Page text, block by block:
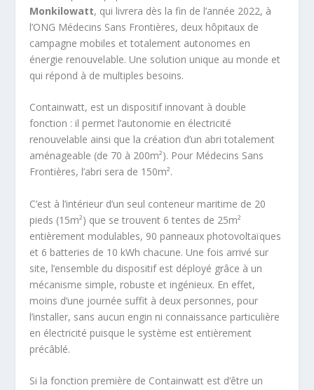
Monkilowatt, qui livrera dès la fin de l’année 2022, à
l’ONG Médecins Sans Frontières, deux hôpitaux de
campagne mobiles et totalement autonomes en
énergie renouvelable. Une solution unique au monde et
qui répond à de multiples besoins.
Containwatt, est un dispositif innovant à double
fonction : il permet l’autonomie en électricité
renouvelable ainsi que la création d’un abri totalement
aménageable (de 70 à 200m²). Pour Médecins Sans
Frontières, l’abri sera de 150m².
C’est à l’intérieur d’un seul conteneur maritime de 20
pieds (15m²) que se trouvent 6 tentes de 25m²
entièrement modulables, 90 panneaux photovoltaïques
et 6 batteries de 10 kWh chacune. Une fois arrivé sur
site, l’ensemble du dispositif est déployé grâce à un
mécanisme simple, robuste et ingénieux. En effet,
moins d’une journée suffit à deux personnes, pour
l’installer, sans aucun engin ni connaissance particulière
en électricité puisque le système est entièrement
précâblé.
Si la fonction première de Containwatt est d’être un